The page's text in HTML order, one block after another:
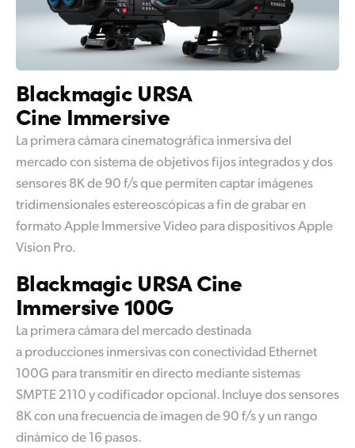
Blackmagic URSA
Cine Immersive
La primera cámara cinematográfica inmersiva del
mercado con sistema de objetivos fijos integrados y dos
sensores 8K de 90 f/s que permiten captar imágenes
tridimensionales estereoscópicas a fin de grabar en
formato Apple Immersive Video para dispositivos Apple
Vision Pro.
Blackmagic URSACine
Immersive 100G
La primera cámara del mercado destinada
a producciones inmersivas con conectividad Ethernet
100G para transmitiren directo mediante sistemas
SMPTE 2110 y codificador opcional. Incluye dos sensores
8K con una frecuenciade imagende 90 f/s y un rango
dinámico de 16 pasos.